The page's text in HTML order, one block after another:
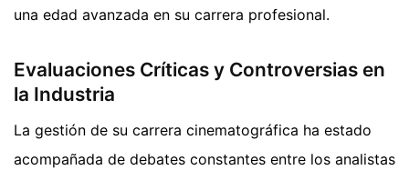
una edad avanzada en su carrera profesional.
Evaluaciones Críticas y Controversias en
la Industria
La gestión de su carrera cinematográfica ha estado
acompañada de debates constantes entre los analistas